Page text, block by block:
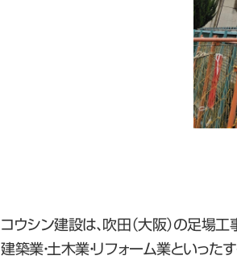
コウシン建設は、吹田（大阪）の足場
建築業・土木業・リフォーム業といっ